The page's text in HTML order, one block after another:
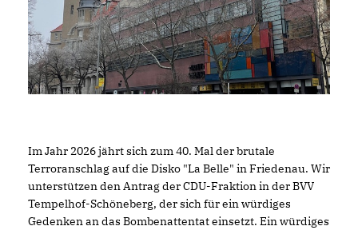
Im Jahr 2026 jährt sich zum 40. Mal der brutale
Terroranschlag auf die Disko "La Belle" in Friedenau. Wir
unterstützen den Antrag der CDU-Fraktion in der BVV
Tempelhof-Schöneberg, der sich für ein würdiges
Gedenken an das Bombenattentat einsetzt. Ein würdiges